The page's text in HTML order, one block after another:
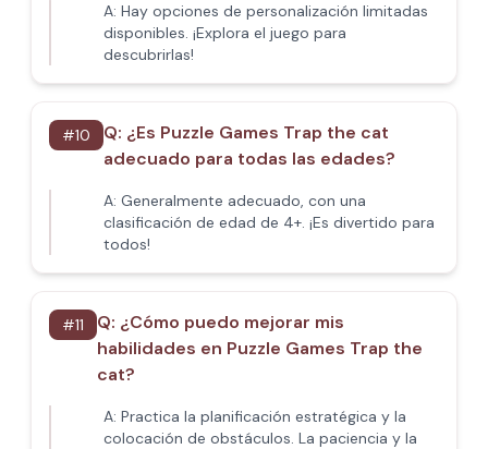
A: Hay opciones de personalización limitadas
disponibles. ¡Explora el juego para
descubrirlas!
#10 Q: ¿Es Puzzle Games Trap the cat
adecuado para todas las edades?
A: Generalmente adecuado, con una
clasificación de edad de 4+. ¡Es divertido para
todos!
#11 Q: ¿Cómo puedo mejorar mis
habilidades en Puzzle Games Trap the
cat?
A: Practica la planificación estratégica y la
colocación de obstáculos. La paciencia y la